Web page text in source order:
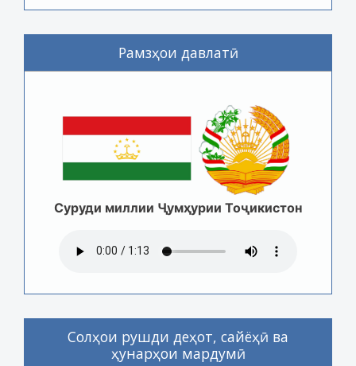
Рамзҳои давлатӣ
Суруди миллии Ҷумҳурии Тоҷикистон
Солҳои рушди деҳот, сайёҳӣ ва
ҳунарҳои мардумӣ